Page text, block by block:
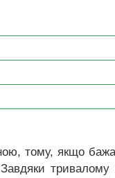
тому, якщо
Завдяки тривалому